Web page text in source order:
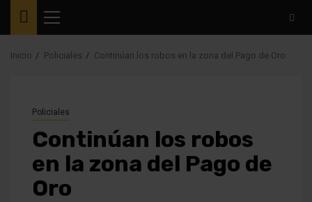
Menú
principal
Inicio Policiales Continúan los robos en la zona del Pago de Oro
Policiales
Continúan los robos
en la zona del Pago de
Oro